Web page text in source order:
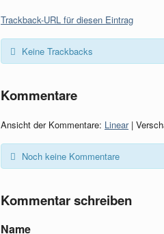
Trackback-URL für diesen Eintrag
Keine Trackbacks
Kommentare
Ansicht der Kommentare: Linear|
Noch keine Kommentare
Kommentar schreiben
Name